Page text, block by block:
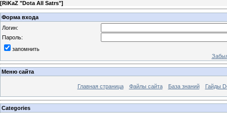
[RiKaZ "Dota All Satrs"]
Форма входа
Логин:
Пароль:
запомнить
Меню сайта
Главная страница Файлы сайта База знаний Гайды
Categories